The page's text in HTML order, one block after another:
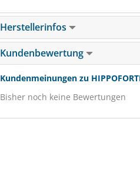
Herstellerinfos
Kundenbewertung
Kundenmeinungen zu
Bisher noch keine Bewertungen